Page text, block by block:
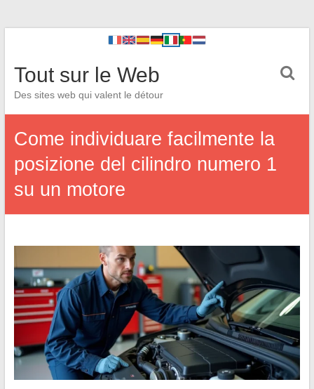
Tout sur le Web
Des sites web qui valent le détour
Come individuare facilmente la
posizione del cilindro numero 1
su un motore